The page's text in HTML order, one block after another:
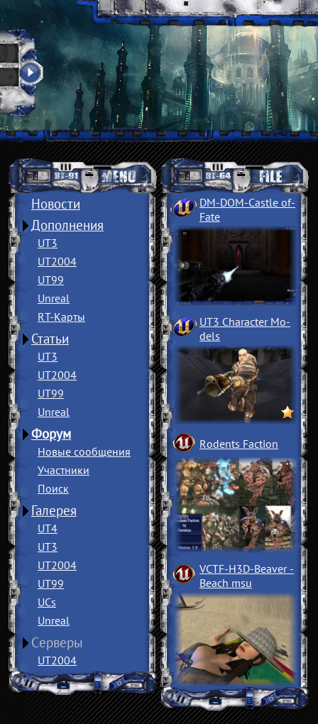
Новости
Дополнения
UT3
UT2004
UT99
Unreal
RT-Карты
Статьи
UT3
UT2004
UT99
Unreal
Форум
Новые сообщения
Участники
Поиск
Галерея
UT4
UT3
UT2004
UT99
UCs
Unreal
Серверы
UT2004
DM-DOM-Castle of­
Fate
UT3 Character Mo­
dels
Rodents Faction
VCTF-H3D-Beaver ­
Beach msu